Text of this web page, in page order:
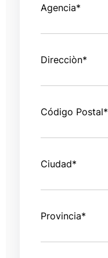
Agencia*
Direcciòn*
Código Postal*
Ciudad*
Provincia*